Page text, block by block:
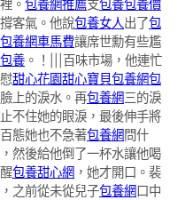
裡。 包養網推薦支包養包養價
客氣。他說包養女人出了包
包養網車馬費讓席世勳有些尷
包養 。！|||百味市場，他連忙
甜心花園甜心寶貝包養網包
上的淚水。再包養網三的淚
止不住她的眼淚，最後伸手將
態她也不急著包養網問什
然後給他倒了一杯水讓他喝
包養甜心網 ，她才開口。裴
之前從未從兒子包養網口中